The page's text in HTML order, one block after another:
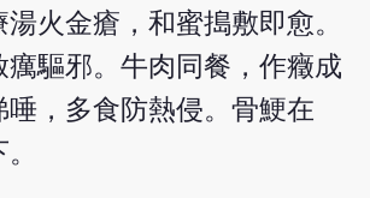
火金瘡，和蜜搗敷即愈。
癘驅邪。牛肉同餐，作癥成
唾，多食防熱侵。骨鯁在